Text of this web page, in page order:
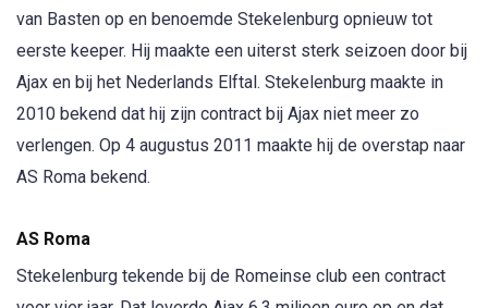
van Basten op en benoemde Stekelenburg opnieuw tot
eerste keeper. Hij maakte een uiterst sterk seizoen door bij
Ajax en bij het Nederlands Elftal. Stekelenburg maakte in
2010 bekend dat hij zijn contract bij Ajax niet meer zo
verlengen. Op 4 augustus 2011 maakte hij de overstap naar
AS Roma bekend.
AS Roma
Stekelenburg tekende bij de Romeinse club een contract